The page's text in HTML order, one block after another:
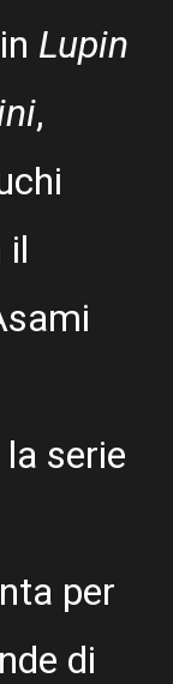
Lupin
,
il
la serie
per
di